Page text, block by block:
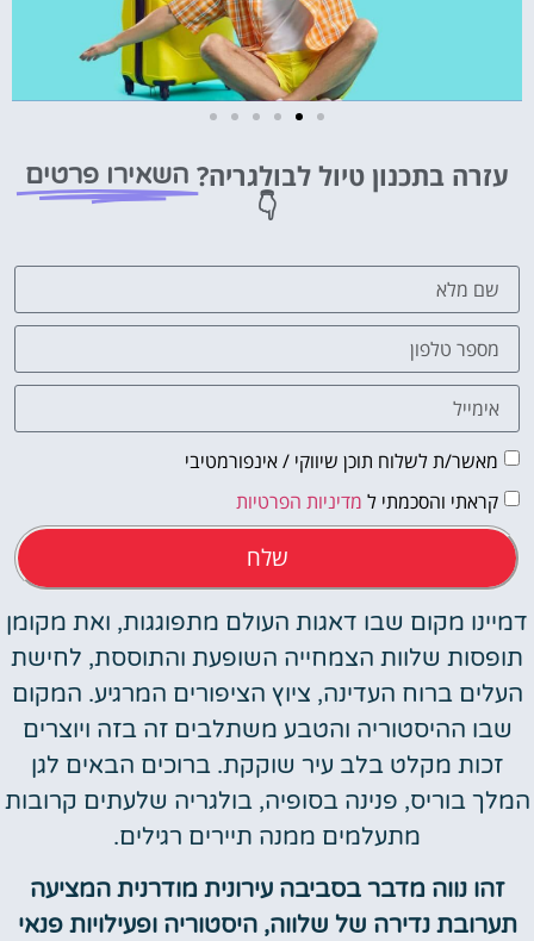
מציאת
לחצו
עזרה בתכנון טיול לבולגריה? השאירו פרטים
👇
מאשר/ת לשלוח תוכן שיווקי / אינפורמטיבי
קראתי והסכמתי ל מדיניות הפרטיות
שלח
דמיינו מקום שבו דאגות העולם מתפוגגות, ואת מקומן
תופסות שלוות הצמחייה השופעת והתוססת, לחישת
העלים ברוח העדינה, ציוץ הציפורים המרגיע. המקום
שבו ההיסטוריה והטבע משתלבים זה בזה ויוצרים
זכות מקלט בלב עיר שוקקת. ברוכים הבאים לגן
המלך בוריס, פנינה בסופיה, בולגריה שלעתים קרובות
מתעלמים ממנה תיירים רגילים.
זהו נווה מדבר בסביבה עירונית מודרנית המציעה
תערובת נדירה של שלווה, היסטוריה ופעילויות פנאי